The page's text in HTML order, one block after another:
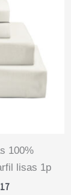
lisas 1p
El